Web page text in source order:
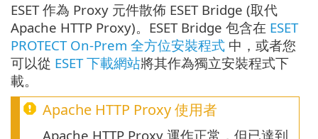
ESET 作為 Proxy 元件散佈 ESET Bridge (取代
Apache HTTP Proxy)。ESET Bridge 包含在 ESET
PROTECT On-Prem 全方位安裝程式 中，或者您
可以從 ESET 下載網站將其作為獨立安裝程式下
載。
Apache HTTP Proxy 使用者
Apache HTTP Proxy 運作正常，但已達到